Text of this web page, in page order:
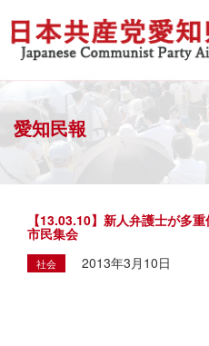
愛知民報
【13.03.10】新人弁護士が多
市民集会
社会 2013年3月10日